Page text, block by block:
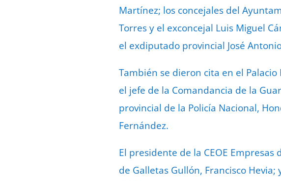
Martínez; los concejales del
Torres y el exconcejal Luis Miguel
el exdiputado provincial José
También se dieron cita en el
el jefe de la Comandancia de la
provincial de la Policía Nacional,
Fernández.
El presidente de la CEOE Empresas
de Galletas Gullón, Francisco